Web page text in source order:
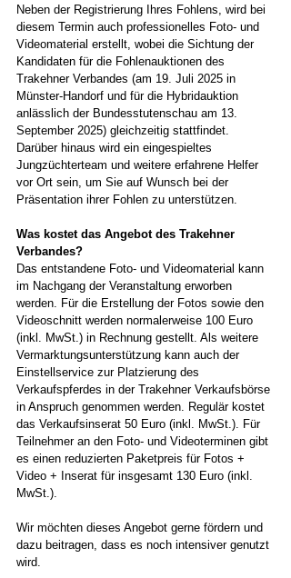
Neben der Registrierung Ihres Fohlens, wird bei
diesem Termin auch professionelles Foto- und
Videomaterial erstellt, wobei die Sichtung der
Kandidaten für die Fohlenauktionen des
Trakehner Verbandes (am 19. Juli 2025 in
Münster-Handorf und für die Hybridauktion
anlässlich der Bundesstutenschau am 13.
September 2025) gleichzeitig stattfindet.
Darüber hinaus wird ein eingespieltes
Jungzüchterteam und weitere erfahrene Helfer
vor Ort sein, um Sie auf Wunsch bei der
Präsentation ihrer Fohlen zu unterstützen.
Was kostet das Angebot des Trakehner
Verbandes?
Das entstandene Foto- und Videomaterial kann
im Nachgang der Veranstaltung erworben
werden. Für die Erstellung der Fotos sowie den
Videoschnitt werden normalerweise 100 Euro
(inkl. MwSt.) in Rechnung gestellt. Als weitere
Vermarktungsunterstützung kann auch der
Einstellservice zur Platzierung des
Verkaufspferdes in der Trakehner Verkaufsbörse
in Anspruch genommen werden. Regulär kostet
das Verkaufsinserat 50 Euro (inkl. MwSt.). Für
Teilnehmer an den Foto- und Videoterminen gibt
es einen reduzierten Paketpreis für Fotos +
Video + Inserat für insgesamt 130 Euro (inkl.
MwSt.).
Wir möchten dieses Angebot gerne fördern und
dazu beitragen, dass es noch intensiver genutzt
wird.